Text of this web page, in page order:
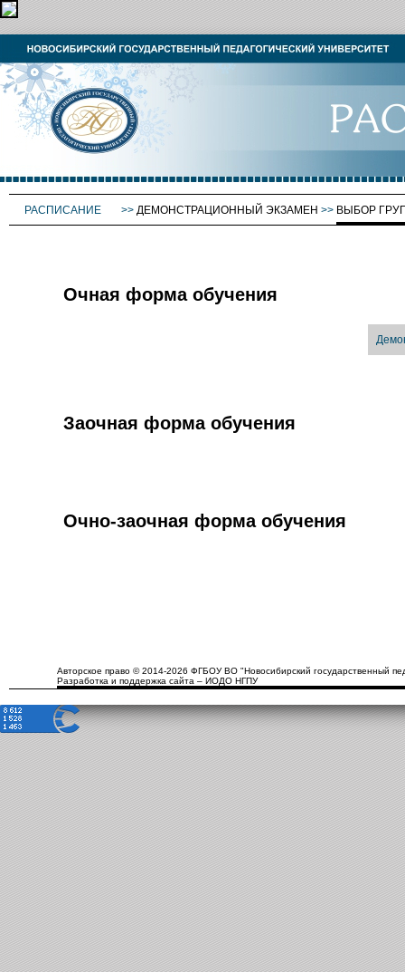
РАСПИСАНИЕ >> ДЕМОНСТРАЦИОННЫЙ ЭКЗАМЕН >> ВЫБОР
Очная форма обучения
Заочная форма обучения
Очно-заочная форма обучения
Авторское право © 2014-2026 ФГБОУ ВО "Новосибирский государственный
Разработка и поддержка сайта – ИОДО НГПУ